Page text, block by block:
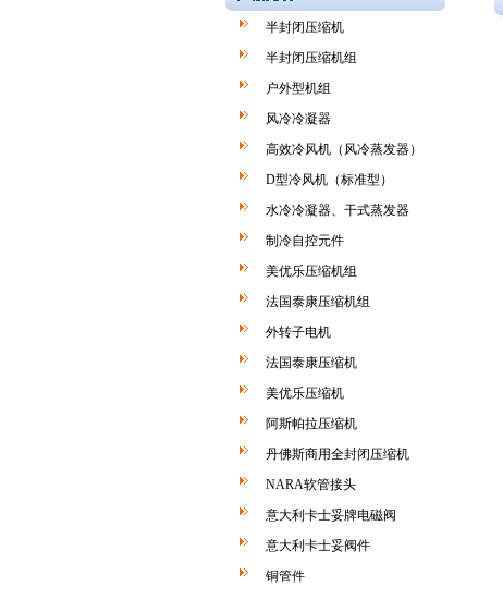
半封闭压缩机
半封闭压缩机组
户外型机组
风冷冷凝器
高效冷风机（风冷蒸发器）
D型冷风机（标准型）
水冷冷凝器、干式蒸发器
制冷自控元件
美优乐压缩机组
法国泰康压缩机组
外转子电机
法国泰康压缩机
美优乐压缩机
阿斯帕拉压缩机
丹佛斯商用全封闭压缩机
NARA软管接头
意大利卡士妥牌电磁阀
意大利卡士妥阀件
铜管件